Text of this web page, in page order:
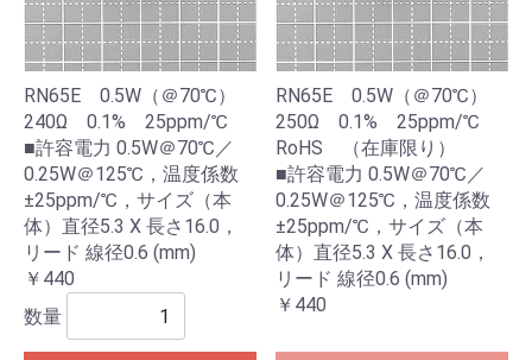
RN65E 0.5W（＠70℃）
240Ω 0.1% 25ppm/℃
■許容電力 0.5W＠70℃／
0.25W＠125℃，温度係数
±25ppm/℃，サイズ（本
体）直径5.3 X 長さ16.0，
リード 線径0.6 (mm)
￥440
数量
RN65E 0.5W（＠70℃）
250Ω 0.1% 25ppm/℃
RoHS （在庫限り）
■許容電力 0.5W＠70℃／
0.25W＠125℃，温度係数
±25ppm/℃，サイズ（本
体）直径5.3 X 長さ16.0，
リード 線径0.6 (mm)
￥440